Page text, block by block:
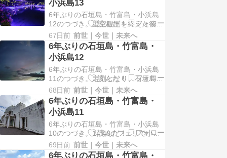
ガイドと、もう一組のお客さん達も
合流し、催行前の準備、確認等を済
ませ、ガイドが運転する車でシュノ
ーケルポイントへ向かっ…
小浜島13
6年ぶりの石垣島・竹富島・小浜島
12のつづき。星空観測を終えた後、
天文台の職員の方から「第1駐車場
の入り口を鎖で施錠しているので、
最初にそこに着いた方は外してくだ
さい」と言われた。天文台を出ると
外は漆黒の闇なのだが、予約時に照
明を持参するよう言われていたの
で、自宅にあった非常時用…
67日前 前世｜今世｜未来へ
6年ぶりの石垣島・竹富島・
小浜島12
6年ぶりの石垣島・竹富島・小浜島
11のつづき。定刻となり、石垣島国
立天文台の屋上に案内され、そこで
星空観測が始まった。星や星座に詳
しくないので、細かいことは割愛す
るが、夜空に現れる星座などを説明
して下さる職員と、望遠鏡を調整す
る職員と、二人が屋上で対応くださ
った。時間の経過と共に…
68日前 前世｜今世｜未来へ
6年ぶりの石垣島・竹富島・
小浜島11
6年ぶりの石垣島・竹富島・小浜島
10のつづき。14:40のフェリで小浜
島を発ち、15時過ぎには石垣島に帰
着した。この日は石垣島国立天文台
69日前 前世｜今世｜未来へ
6年ぶりの石垣島・竹富島・